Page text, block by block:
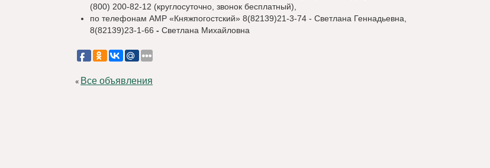
(800) 200-82-12 (круглосуточно, звонок бесплатный),
по телефонам АМР «Княжпогостский» 8(82139)21-3-74 - Светлана Геннадьевна,
8(82139)23-1-66 - Светлана Михайловна
« Все объявления